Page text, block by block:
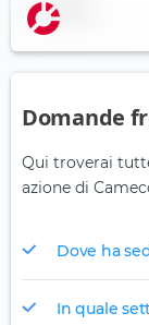
Nome
Domande
Qui troverai
azione di
Dove ha
In quale